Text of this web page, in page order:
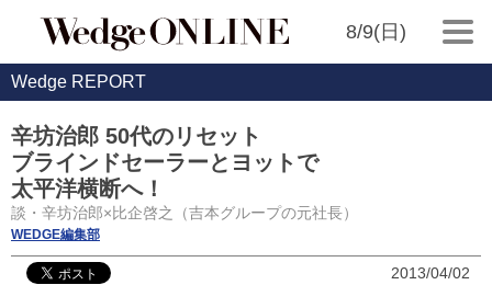
8/9(日)
Wedge REPORT
辛坊治郎 50代のリセット
ブラインドセーラーとヨットで
太平洋横断へ！
談・辛坊治郎×比企啓之（吉本グループの元社長）
WEDGE編集部
2013/04/02